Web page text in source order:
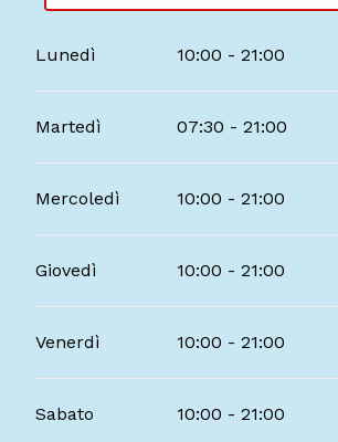
Lunedì 10:00 - 21:00
Martedì 07:30 - 21:00
Mercoledì 10:00 - 21:00
Giovedì 10:00 - 21:00
Venerdì 10:00 - 21:00
Sabato 10:00 - 21:00